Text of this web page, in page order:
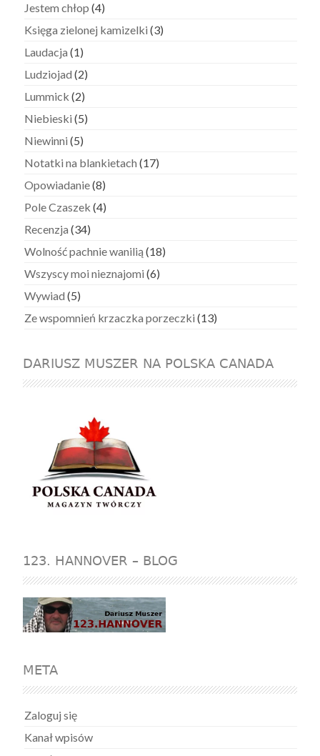
Jestem chłop (4)
Księga zielonej kamizelki (3)
Laudacja (1)
Ludziojad (2)
Lummick (2)
Niebieski (5)
Niewinni (5)
Notatki na blankietach (17)
Opowiadanie(8)
Pole Czaszek (4)
Recenzja (34)
Wolność pachnie wanilią (18)
Wszyscy moi nieznajomi (6)
Wywiad (5)
Ze wspomnień krzaczka porzeczki (13)
DARIUSZ MUSZER NA POLSKA CANADA
123. HANNOVER – BLOG
META
Zaloguj się
Kanał wpisów